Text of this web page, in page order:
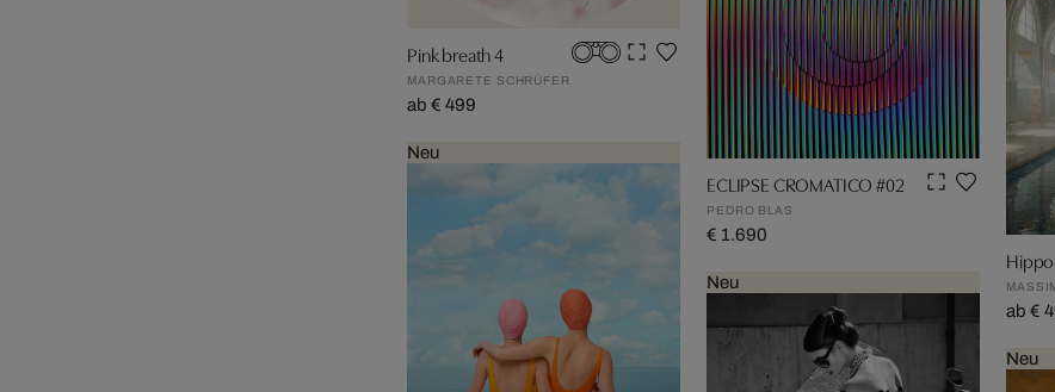
Pink breath 4
MARGARETE SCHRÜFER
ab € 499
Neu
ECLIPSE CROMATICO #02
PEDRO BLAS
€ 1.690
Neu
Hippo
ab €
Neu